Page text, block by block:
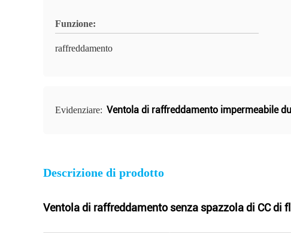
Funzione:
raffreddamento
Evidenziare: Ventola di raffreddamento impermeabile
Descrizione di prodotto
Ventola di raffreddamento senza spazzola di CC